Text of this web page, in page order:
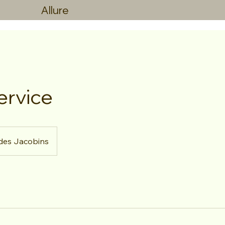
Allure
Jacobins